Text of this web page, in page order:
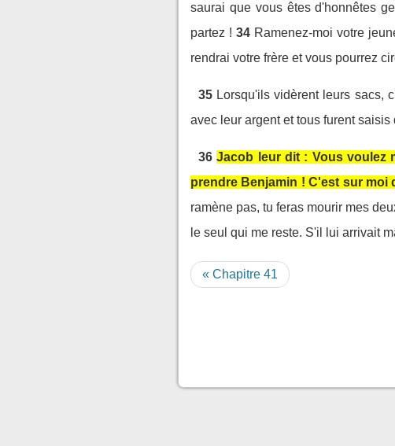
saurai que vous êtes d'honnêtes
partez ! 34 Ramenez-moi votre
rendrai votre frère et vous pourrez
35 Lorsqu'ils vidèrent leurs sacs,
avec leur argent et tous furent saisis
36 Jacob leur dit : Vous voulez
prendre Benjamin ! C'est sur moi
ramène pas, tu feras mourir mes
le seul qui me reste. S'il lui arrivait
« Chapitre 41